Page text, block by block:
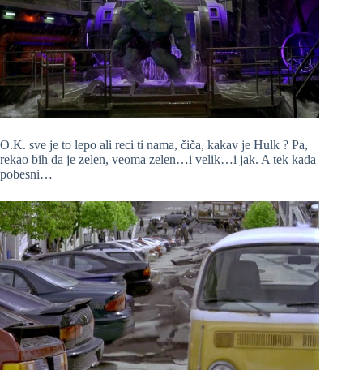
O.K. sve je to lepo ali reci ti nama, čiča, kakav je Hulk ? Pa,
rekao bih da je zelen, veoma zelen…i velik…i jak. A tek kada
pobesni…